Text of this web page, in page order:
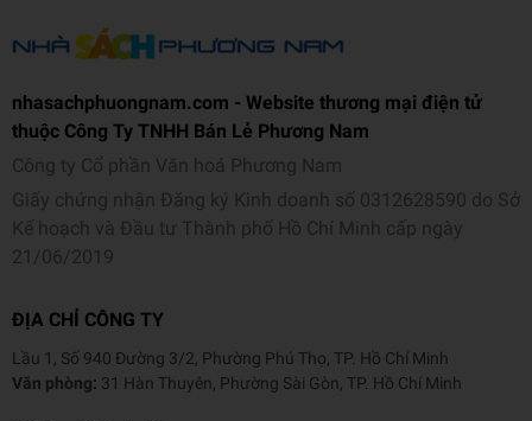
nhasachphuongnam.com - Website thương mại điện tử
thuộc Công Ty TNHH Bán Lẻ Phương Nam
Công ty Cổ phần Văn hoá Phương Nam
Giấy chứng nhận Đăng ký Kinh doanh số 0312628590 do Sở
Kế hoạch và Đầu tư Thành phố Hồ Chí Minh cấp ngày
21/06/2019
ĐỊA CHỈ CÔNG TY
Lầu 1, Số 940 Đường 3/2, Phường Phú Thọ, TP. Hồ Chí Minh
Văn phòng: 31 Hàn Thuyên, Phường Sài Gòn, TP. Hồ Chí Minh